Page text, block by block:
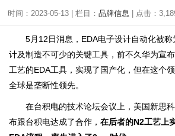
时间：2023-05-13 | 栏目： 品牌信息 | 点击：
5月12日消息，EDA电子设计自动化被
计及制造不可少的关键工具，前不久华为宣
工艺的EDA工具，实现了国产化，但在这个
全球是垄断性领先。
在台积电的技术论坛会议上，美国新思
布跟台积电达成了合作， 在后者的N2工艺上